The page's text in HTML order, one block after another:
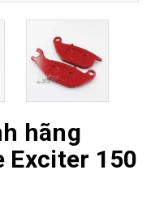
hãng
Exciter 150